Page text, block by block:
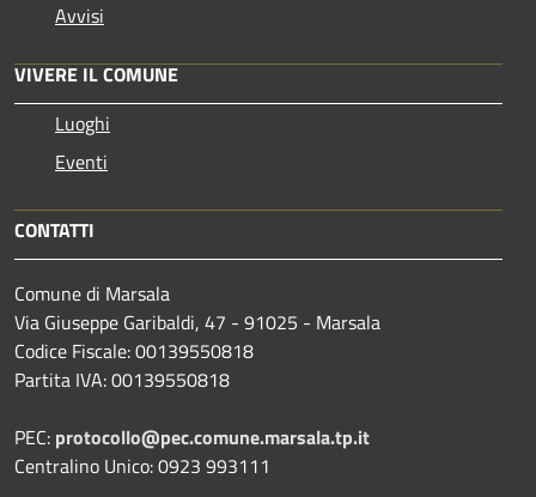
Avvisi
VIVERE IL COMUNE
Luoghi
Eventi
CONTATTI
Comune di Marsala
Via Giuseppe Garibaldi, 47 - 91025 - Marsala
Codice Fiscale: 00139550818
Partita IVA: 00139550818
PEC: protocollo@pec.comune.marsala.tp.it
Centralino Unico: 0923 993111